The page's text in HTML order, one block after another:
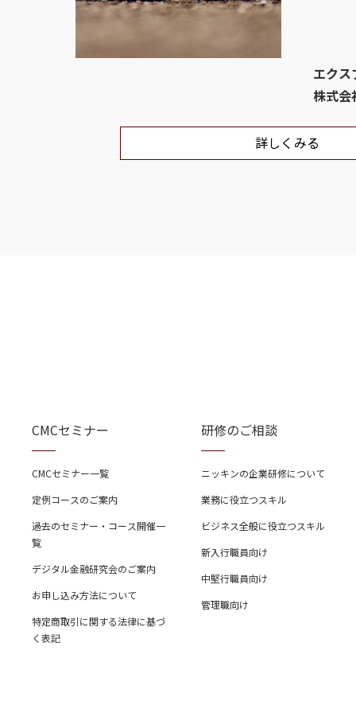
エクス
株式会
詳しくみる詳し
CMCセミナー
CMCセミナー一覧
定例コースのご案内
過去のセミナー・コース開催一
覧
デジタル金融研究会のご案内
お申し込み方法について
特定商取引に関する法律に基づ
く表記
研修のご相談
ニッキンの企業研修について
業務に役立つスキル
ビジネス全般に役立つスキル
新入行職員向け
中堅行職員向け
管理職向け